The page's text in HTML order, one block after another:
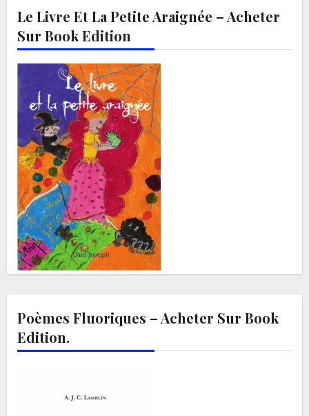
Le Livre Et La Petite Araignée – Acheter
Sur Book Edition
Poèmes Fluoriques – Acheter Sur Book
Edition.